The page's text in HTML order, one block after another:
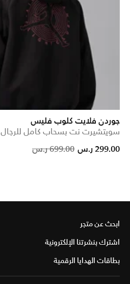
جوردن فلايت كلوب فليس
سويتشيرت نت بسحاب كامل للرجال
Price reduced
699.00 ر.س to 299.00 ر.س
ابحث عن متجر
اشترك بنشرتنا الإلكترونية
بطاقات الهدايا الرقمية